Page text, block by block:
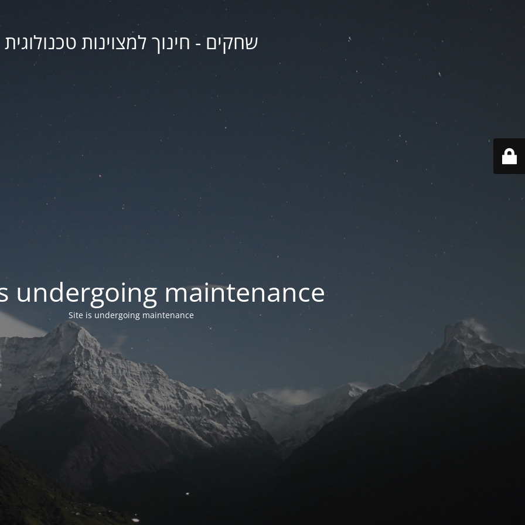
שחקים - חינוך למצוינות טכנולוגית
undergoing maintenance
Site is undergoing maintenance